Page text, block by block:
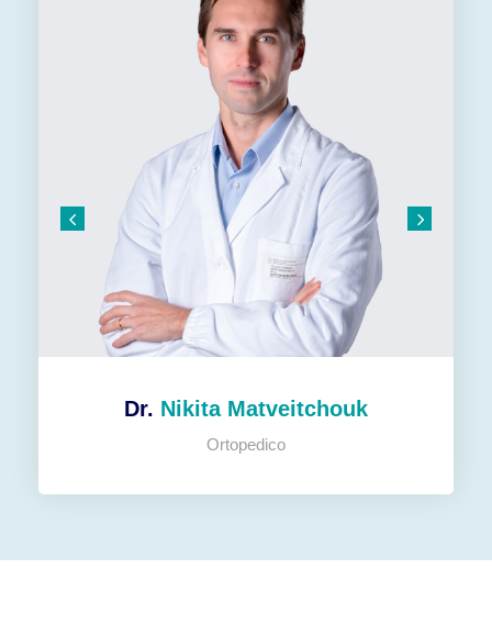
Dr. Nikita Matveitchouk
Ortopedico